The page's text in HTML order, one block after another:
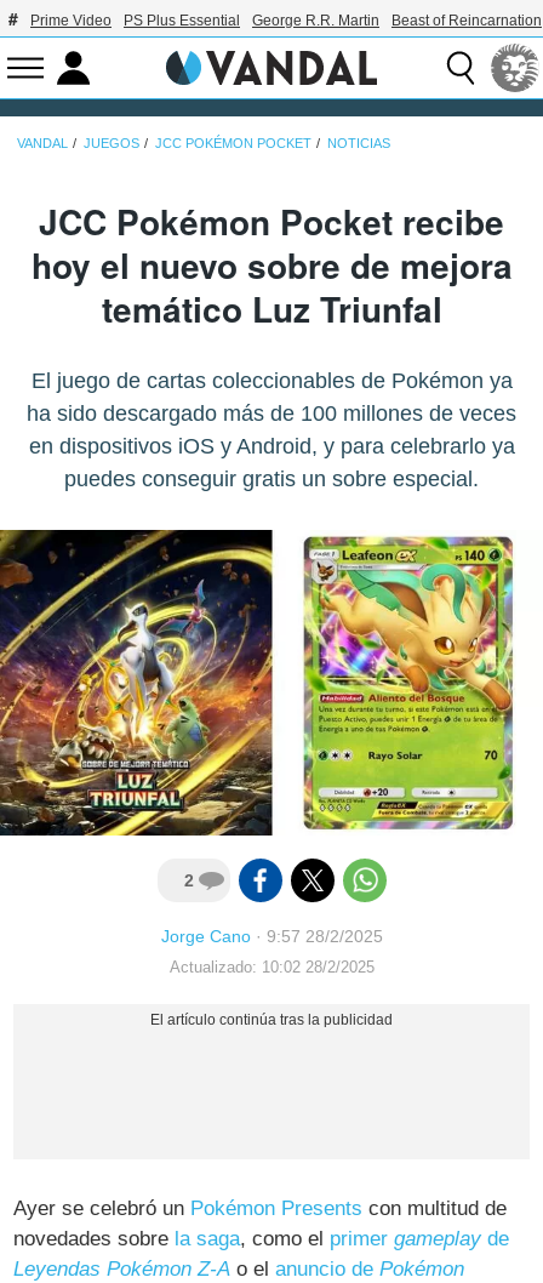
Prime Video PS Plus Essential George R.R. Martin Beast of Reincarnation
VANDAL JUEGOS JCC POKÉMON POCKET NOTICIAS
JCC Pokémon Pocket recibe
hoy el nuevo sobre de mejora
temático Luz Triunfal
El juego de cartas coleccionables de Pokémon ya
ha sido descargado más de 100 millones de veces
en dispositivos iOS y Android, y para celebrarlo ya
puedes conseguir gratis un sobre especial.
2
Jorge Cano· 9:57 28/2/2025
Actualizado: 10:02 28/2/2025
Ayer se celebró un Pokémon Presents con multitud de
novedades sobre la saga, como el primergameplay de
Leyendas Pokémon Z-A o elanuncio dePokémon